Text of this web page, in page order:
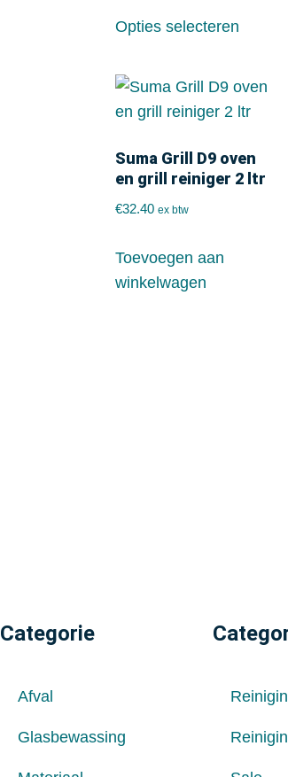
Opties selecteren
Suma Grill D9 oven
en grill reiniger 2 ltr
€32.40 ex btw
Toevoegen aan
winkelwagen
Categorie
Afval
Glasbewassing